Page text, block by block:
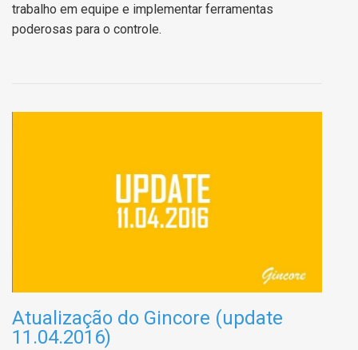
trabalho em equipe e implementar ferramentas
poderosas para o controle.
Atualização do Gincore (update
11.04.2016)